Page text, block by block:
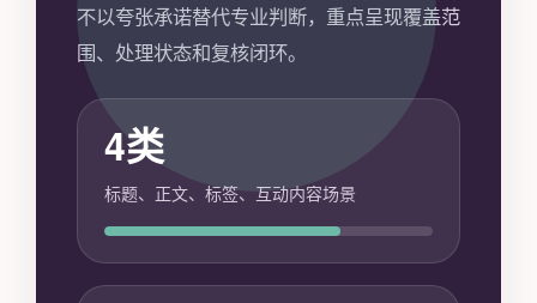
不以夸张承诺替代专业判断，重点呈现覆盖范
围、处理状态和复核闭环。
4类
标题、正文、标签、互动内容场景